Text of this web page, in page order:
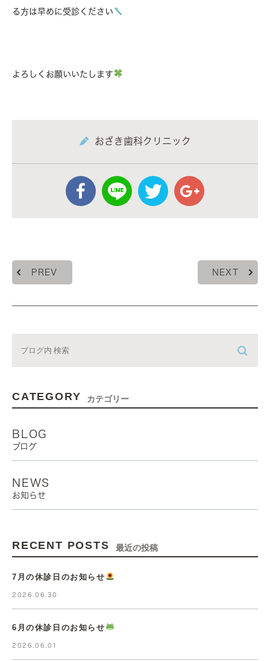
る方は早めに受診ください
よろしくお願いいたします
おざき歯科クリニック
PREV NEXT
CATEGORY カテゴリー
BLOG
ブログ
NEWS
お知らせ
RECENT POSTS 最近の投稿
7月の休診日のお知らせ
2026.06.30
6月の休診日のお知らせ
2026.06.01